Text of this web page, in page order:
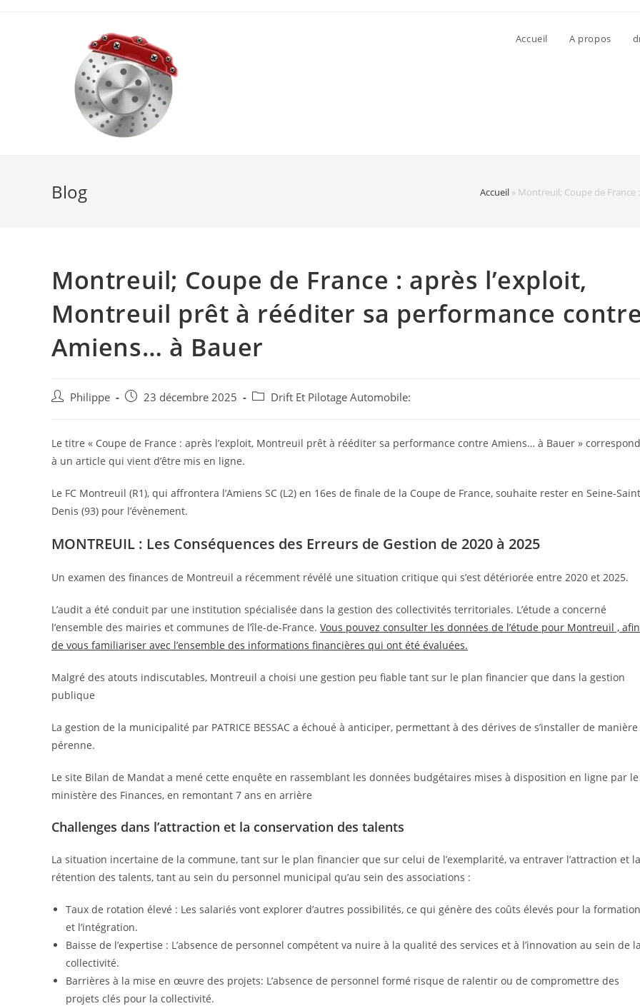
Accueil A propos
Blog Accueil » Montreuil; Coupe de
Montreuil; Coupe de France : après l’exploit,
Montreuil prêt à rééditer sa performance
Amiens… à Bauer
Auteur/autrice
publication :
Philippe
Post 23 décembre 2025
Post Drift Et Pilotage Automobile:
Le titre « Coupe de France : après l’exploit, Montreuil prêt à rééditer sa performance contre Amiens… à Bauer » correspond
à un article qui vient d’être mis en ligne.
Le FC Montreuil (R1), qui affrontera l’Amiens SC (L2) en 16es de finale de la Coupe de France, souhaite rester en Seine-
Denis (93) pour l’évènement.
MONTREUIL : Les Conséquences des Erreurs de Gestion de 2020 à 2025
Un examen des finances de Montreuil a récemment révélé une situation critique qui s’est détériorée entre 2020 et 2025.
L’audit a été conduit par une institution spécialisée dans la gestion des collectivités territoriales. L’étude a concerné
l’ensemble des mairies et communes de l’île-de-France. Vous pouvez consulter les données de l’étude pour Montreuil , afin
de vous familiariser avec l’ensemble des informations financières qui ont été évaluées.
Malgré des atouts indiscutables, Montreuil a choisi une gestion peu fiable tant sur le plan financier que dans la gestion
publique
La gestion de la municipalité par PATRICE BESSAC a échoué à anticiper, permettant à des dérives de s’installer de manière
pérenne.
Le site Bilan de Mandat a mené cette enquête en rassemblant les données budgétaires mises à disposition en ligne par le
ministère des Finances, en remontant 7 ans en arrière
Challenges dans l’attraction et la conservation des talents
La situation incertaine de la commune, tant sur le plan financier que sur celui de l’exemplarité, va entraver l’attraction et la
rétention des talents, tant au sein du personnel municipal qu’au sein des associations :
Taux de rotation élevé : Les salariés vont explorer d’autres possibilités, ce qui génère des coûts élevés pour la formation
et l’intégration.
Baisse de l’expertise : L’absence de personnel compétent va nuire à la qualité des services et à l’innovation au sein de
collectivité.
Barrières à la mise en œuvre des projets: L’absence de personnel formé risque de ralentir ou de compromettre des
projets clés pour la collectivité.